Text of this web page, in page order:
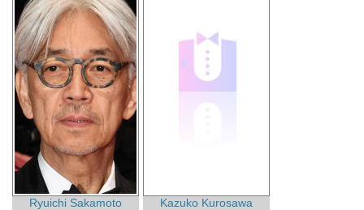
Ryuichi Sakamoto
Kazuko Kurosawa